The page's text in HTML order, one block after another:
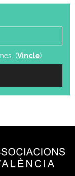
(Vincle)